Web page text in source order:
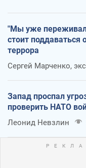
"Мы уже
стоит поддаваться
террора
Сергей Марченко,
Запад проспал
проверить НАТО
Леонид Невзлин